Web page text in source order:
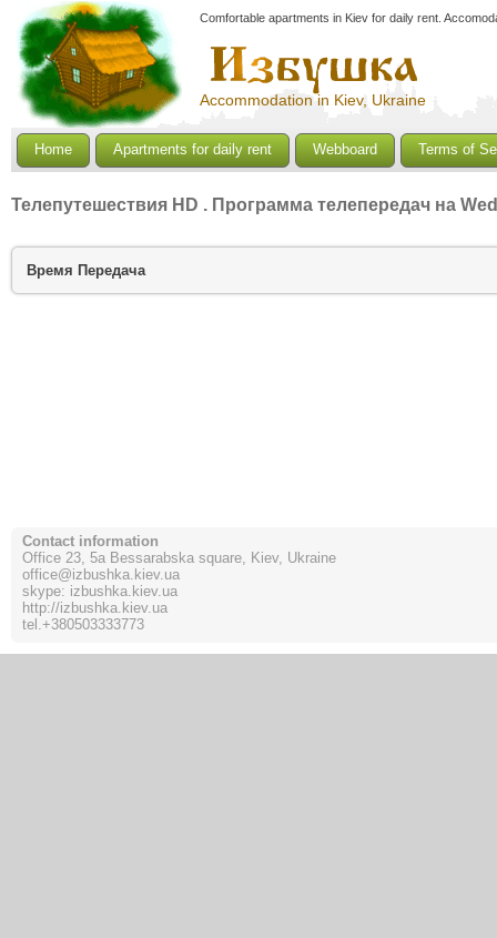
Accommodation in Kiev, Ukraine
Comfortable apartments in Kiev for daily rent.
Home Apartments for daily rent Webboard Terms of
Телепутешествия HD . Программа телепередач на
Время Передача
Contact information
Office 23, 5a Bessarabska square, Kiev, Ukraine
office@izbushka.kiev.ua
skype: izbushka.kiev.ua
http://izbushka.kiev.ua
tel.+380503333773